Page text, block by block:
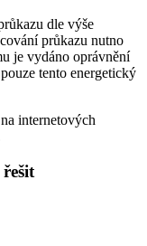
dle výše
průkazu nutno
je vydáno oprávnění
tento energetický
internetových